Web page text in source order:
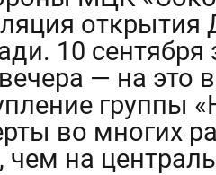
открытия
10 сентября
— на это
группы
во многих
чем на